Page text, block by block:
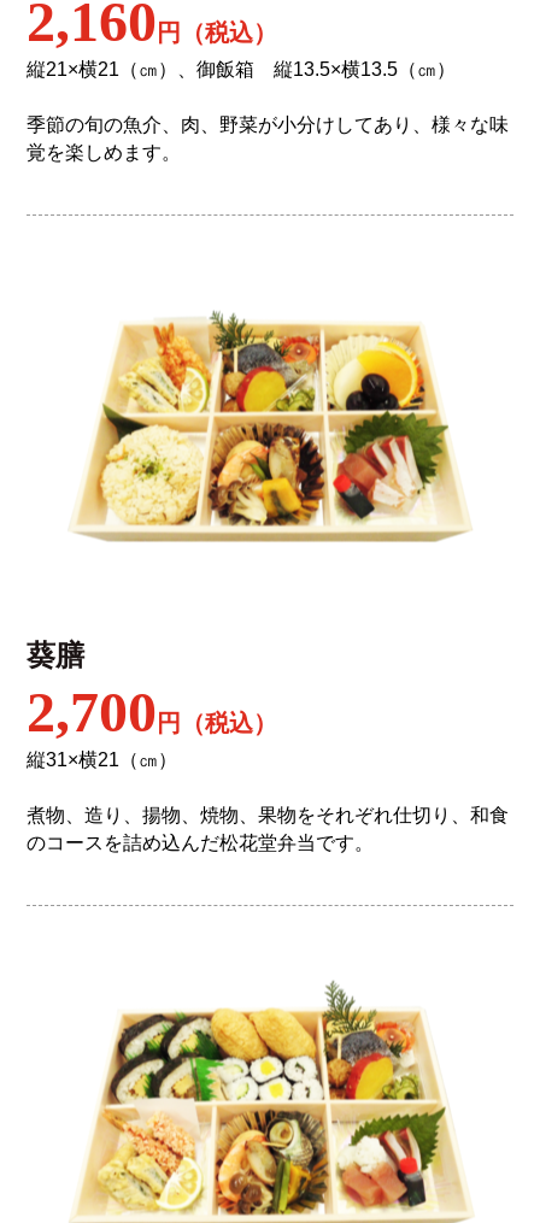
2,160 円（税込）
縦21×横21（㎝）、御飯箱 縦13.5×横13.5（㎝）
季節の旬の魚介、肉、野菜が小分けしてあり、様々な味
覚を楽しめます。
葵膳
2,700 円（税込）
縦31×横21（㎝）
煮物、造り、揚物、焼物、果物をそれぞれ仕切り、和食
のコースを詰め込んだ松花堂弁当です。